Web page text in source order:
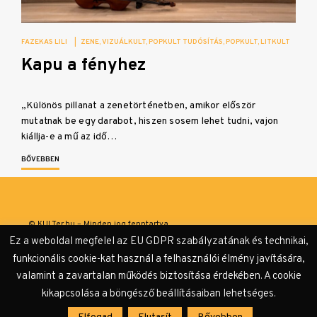
FAZEKAS LILI ZENE VIZUÁLKULT POPKULT TUDÓSÍTÁS POPKULT LITKULT
Kapu a fényhez
„Különös pillanat a zenetörténetben, amikor először
mutatnak be egy darabot, hiszen sosem lehet tudni, vajon
kiállja-e a mű az idő…
BŐVEBBEN
© KULTer.hu – Minden jog fenntartva
Adatvédelmi tájékoztató
Ez a weboldal megfelel az EU GDPR szabályzatának és technikai,
funkcionális cookie-kat használ a felhasználói élmény javítására,
valamint a zavartalan működés biztosítása érdekében. A cookie
kikapcsolása a böngésző beállításaiban lehetséges.